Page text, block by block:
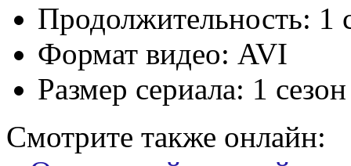
Продолжительность: 1
Формат видео: AVI
Размер сериала: 1
Смотрите также онлайн: